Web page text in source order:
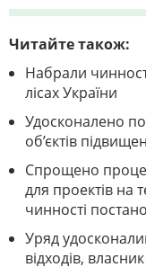
Читайте також:
Набрали
лісах України
Удосконалено
об’єктів
Спрощено
для проектів на
чинності
Уряд
відходів,